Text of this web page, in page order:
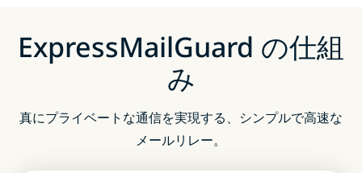
ExpressMailGuard の仕組
み
真にプライベートな通信を実現する、シンプルで高速な
メールリレー。